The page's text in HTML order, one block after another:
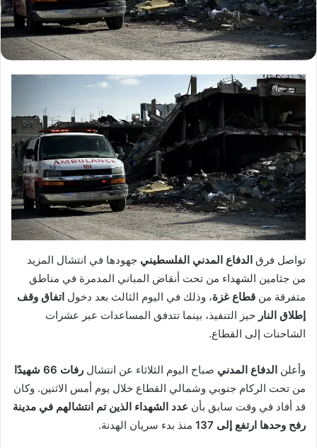
تواصل فرق الدفاع المدني الفلسطيني جهودها في انتشال المزيد
من جثامين الشهداء من تحت أنقاض المباني المدمرة في مناطق
متفرقة من قطاع غزة، وذلك في اليوم الثالث بعد دخول اتفاق وقف
إطلاق النار حيز التنفيذ، بينما تتدفق المساعدات عبر عشرات
الشاحنات إلى القطاع.
وأعلن الدفاع المدني صباح اليوم الثلاثاء عن انتشال رفات 66 شهيدًا
من تحت الركام جنوبي وشمالي القطاع خلال يوم أمس الاثنين. وكان
قد أفاد في وقت سابق بأن عدد الشهداء الذين تم انتشالهم في مدينة
رفح وحدها ارتفع إلى 137
منذ بدء سريان الهدنة.